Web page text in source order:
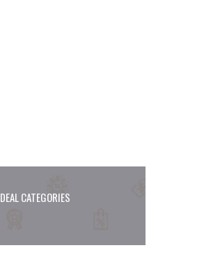
DEAL CATEGORIES